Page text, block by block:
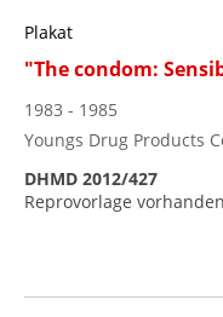
Plakat
"The condom:
1983 - 1985
Youngs Drug Products
DHMD 2012/427
Reprovorlage vorhanden